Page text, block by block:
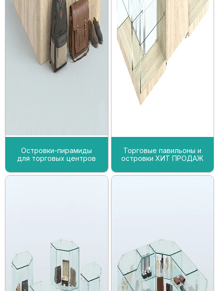
Островки-пирамиды
для торговых центров
Торговые павильоны и
островки ХИТ ПРОДАЖ